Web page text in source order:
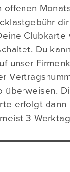
offenen
Clubkarte
Du
unser
überweisen.
erfolgt dann
3